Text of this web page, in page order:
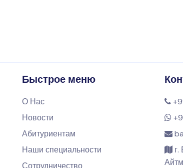
Быстрое меню
О Нас
Новости
Абитуриентам
Наши специальности
Сотрудничество